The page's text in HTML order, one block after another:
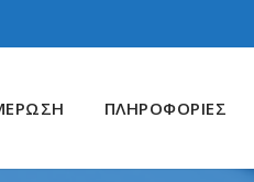
ΠΛΗΡΟΦΟΡΙΕΣ